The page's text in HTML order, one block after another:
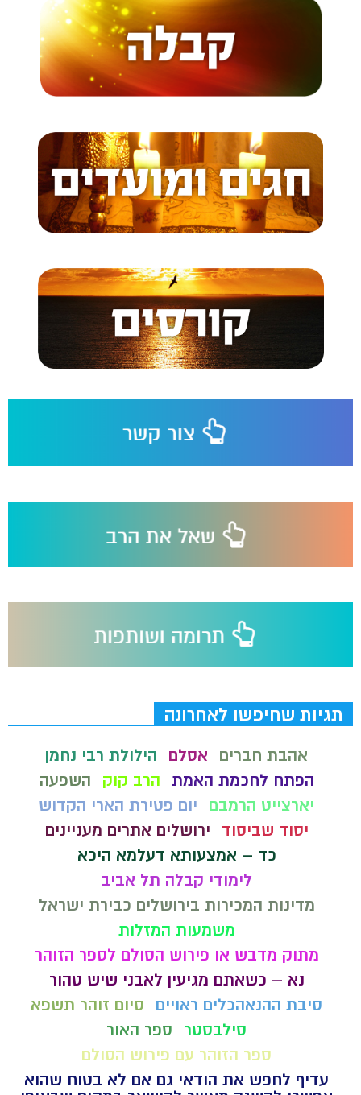
תגיות שחיפשו לאחרונה
אהבת חברים אסלם
הילולת רבי נחמן
הפתח לחכמת האמת הרב קוק
השפעה
יארצייט הרמבם
יום פטירת הארי הקדוש
יסוד שביסוד
ירושלים אתרים מעניינים
כד – אמצעותא דעלמא היכא
לימודי קבלה תל אביב
מדינות המכירות בירושלים כבירת ישראל
משמעות המזלות
מתוק מדבש או פירוש הסולם לספר הזוהר
נא – כשאתם מגיעין לאבני שיש טהור
סיבת ההנאהכלים ראויים
סיום זוהר תשפא
סילבסטר
ספר האור
ספר הזוהר עם פירוש הסולם
עדיף לחפש את הודאי גם אם לא בטוח שהוא